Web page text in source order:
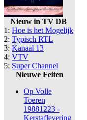
Nieuw in TV DB
1: Hoe is het Mogelijk
2: Typisch RTL
3: Kanaal 13
4: VTV
5: Super Channel
Nieuwe Feiten
Op Volle
Toeren
19881223 -
Kerstaflevering